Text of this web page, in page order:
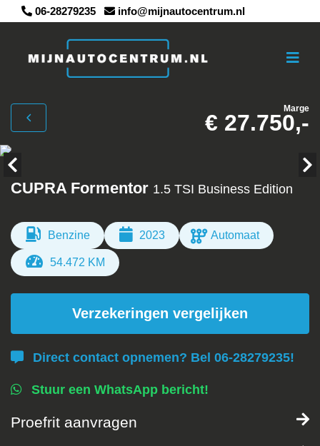
06-28279235 info@mijnautocentrum.nl
Marge
€ 27.750,-
CUPRA Formentor 1.5 TSI Business Edition
Benzine 2023 Automaat
54.472 KM
Verzekeringen vergelijken
Direct contact opnemen? Bel 06-28279235!
Stuur een WhatsApp bericht!
Proefrit aanvragen